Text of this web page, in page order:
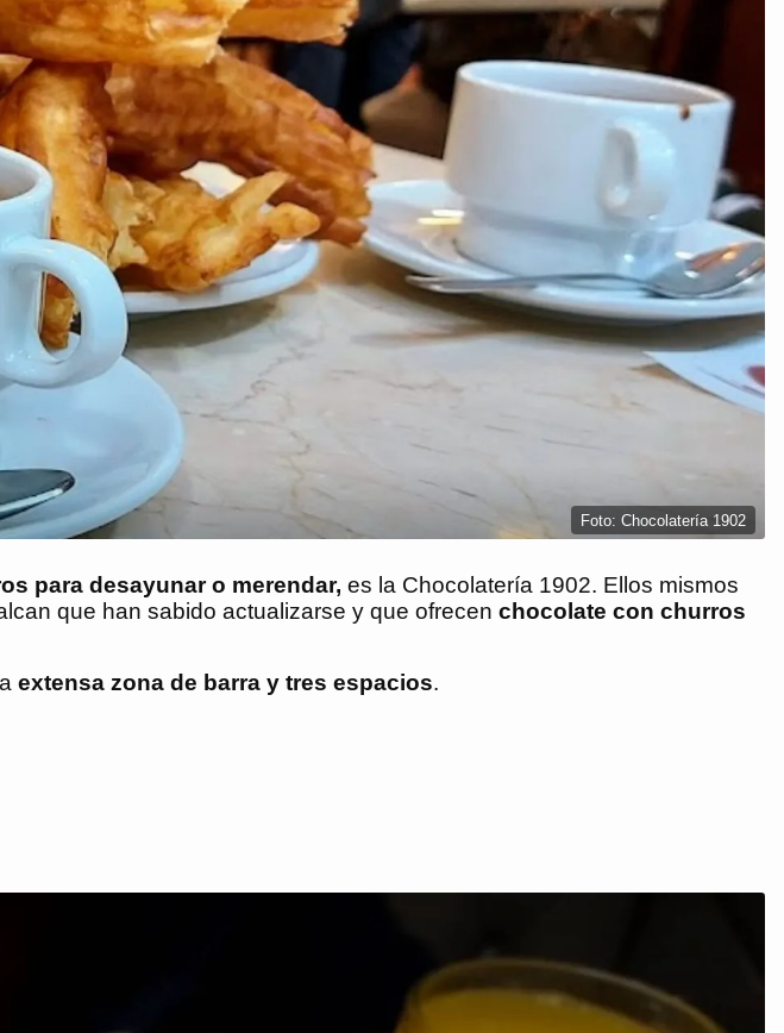
Foto: Chocolatería 1902
para desayunar o merendar, es la Chocolatería 1902. Ellos mismos
que han sabido actualizarse y que ofrecen chocolate con churros
extensa zona de barra y tres espacios.